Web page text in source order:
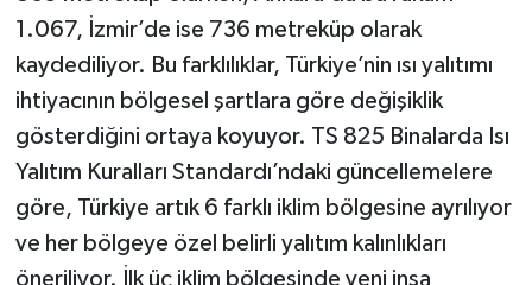
1.067, İzmir’de ise 736 metreküp olarak
kaydediliyor. Bu farklılıklar, Türkiye’nin ısı yalıtımı
ihtiyacının bölgesel şartlara göre değişiklik
gösterdiğini ortaya koyuyor. TS 825 Binalarda Isı
Yalıtım Kuralları Standardı’ndaki güncellemelere
göre, Türkiye artık 6 farklı iklim bölgesine ayrılıyor
ve her bölgeye özel belirli yalıtım kalınlıkları
öneriliyor. İlk üç iklim bölgesinde yeni inşa